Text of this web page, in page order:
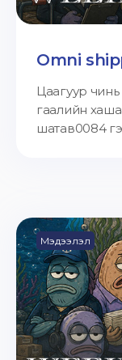
Omni
Цаагуур
гаалийн
шатав0084
Мэдээлэл